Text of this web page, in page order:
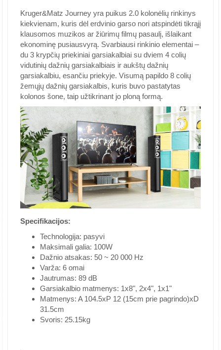
Kruger&Matz Journey yra puikus 2.0 kolonėlių rinkinys
kiekvienam, kuris dėl erdvinio garso nori atspindėti tikrąjį
klausomos muzikos ar žiūrimų filmų pasaulį, išlaikant
ekonominę pusiausvyrą. Svarbiausi rinkinio elementai –
du 3 krypčių priekiniai garsiakalbiai su dviem 4 colių
vidutinių dažnių garsiakalbiais ir aukštų dažnių
garsiakalbiu, esančiu priekyje. Visumą papildo 8 colių
žemųjų dažnių garsiakalbis, kuris buvo pastatytas
kolonos šone, taip užtikrinant jo ploną formą.
Specifikacijos:
Technologija: pasyvi
Maksimali galia: 100W
Dažnio atsakas: 50 ~ 20 000 Hz
Varža: 6 omai
Jautrumas: 89 dB
Garsiakalbio matmenys: 1x8", 2x4", 1x1"
Matmenys: A 104.5xP 12 (15cm prie pagrindo)xD
31.5cm
Svoris: 25.15kg